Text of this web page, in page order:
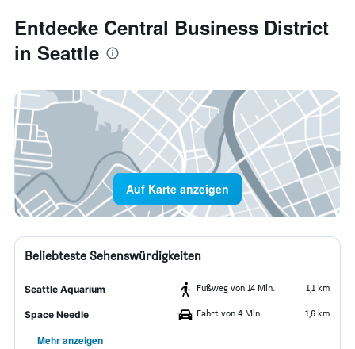
Entdecke Central Business District
in Seattle
Auf Karte anzeigen
Beliebteste Sehenswürdigkeiten
Seattle Aquarium Fußweg von 14 Min. 1,1 km
Space Needle Fahrt von 4 Min. 1,6 km
Mehr anzeigen